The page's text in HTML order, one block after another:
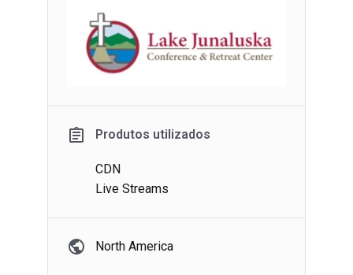
Produtos utilizados
CDN
Live Streams
North America